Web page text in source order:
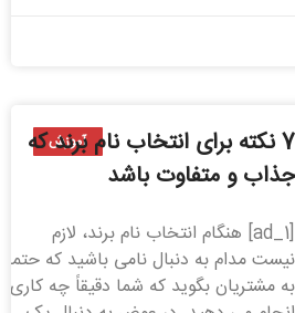
آموزش
7 نکته برای انتخاب نام برند که
جذاب و متفاوت باشد
[ad_1] هنگام انتخاب نام برند، لازم
نیست مدام به دنبال نامی باشید که حتماً
به مشتریان بگوید که شما دقیقاً چه کاری